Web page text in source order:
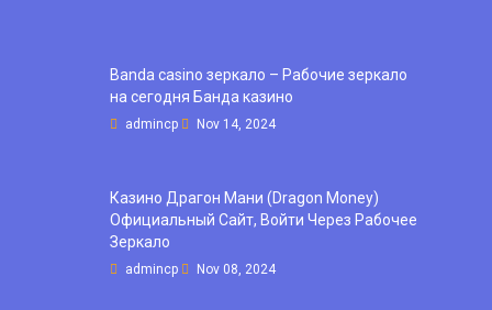
Banda casino зеркало – Рабочие зеркало
на сегодня Банда казино
admincp Nov 14, 2024
Казино Драгон Мани (Dragon Money)
Официальный Сайт, Войти Через Рабочее
Зеркало
admincp Nov 08, 2024